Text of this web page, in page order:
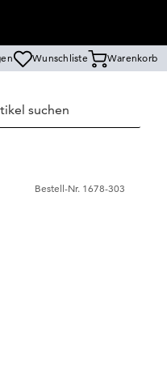
Wunschliste Warenkorb
Bestell-Nr. 1678-303